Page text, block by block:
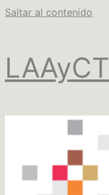
Saltar al contenido
LAAyCT